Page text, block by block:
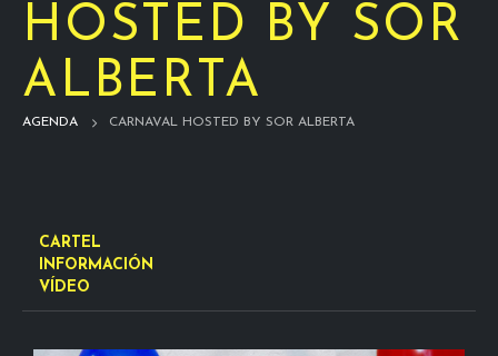
HOSTED BY SOR
ALBERTA
AGENDA CARNAVAL HOSTED BY SOR ALBERTA
CARTEL
INFORMACIÓN
VÍDEO